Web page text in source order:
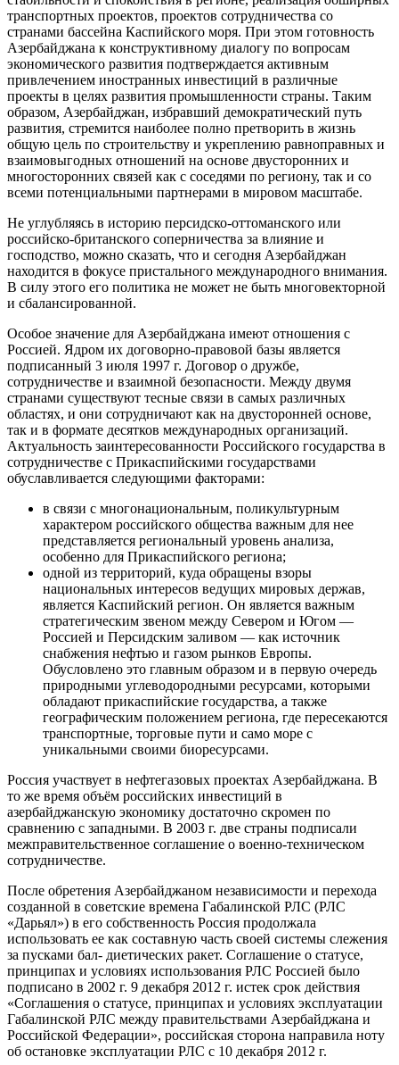
транспортных проектов, проектов сотрудничества со
странами бассейна Каспийского моря. При этом готовность
Азербайджана к конструктивному диалогу по вопросам
экономического развития подтверждается активным
привлечением иностранных инвестиций в различные
проекты в целях развития промышленности страны. Таким
образом, Азербайджан, избравший демократический путь
развития, стремится наиболее полно претворить в жизнь
общую цель по строительству и укреплению равноправных и
взаимовыгодных отношений на основе двусторонних и
многосторонних связей как с соседями по региону, так и со
всеми потенциальными партнерами в мировом масштабе.
Не углубляясь в историю персидско-оттоманского или
российско-британского соперничества за влияние и
господство, можно сказать, что и сегодня Азербайджан
находится в фокусе пристального международного внимания.
В силу этого его политика не может не быть многовекторной
и сбалансированной.
Особое значение для Азербайджана имеют отношения с
Россией. Ядром их договорно-правовой базы является
подписанный 3 июля 1997 г. Договор о дружбе,
сотрудничестве и взаимной безопасности. Между двумя
странами существуют тесные связи в самых различных
областях, и они сотрудничают как на двусторонней основе,
так и в формате десятков международных организаций.
Актуальность заинтересованности Российского государства в
сотрудничестве с Прикаспийскими государствами
обуславливается следующими факторами:
в связи с многонациональным, поликультурным
характером российского общества важным для нее
представляется региональный уровень анализа,
особенно для Прикаспийского региона;
одной из территорий, куда обращены взоры
национальных интересов ведущих мировых держав,
является Каспийский регион. Он является важным
стратегическим звеном между Севером и Югом —
Россией и Персидским заливом — как источник
снабжения нефтью и газом рынков Европы.
Обусловлено это главным образом и в первую очередь
природными углеводородными ресурсами, которыми
обладают прикаспийские государства, а также
географическим положением региона, где пересекаются
транспортные, торговые пути и само море с
уникальными своими биоресурсами.
Россия участвует в нефтегазовых проектах Азербайджана. В
то же время объём российских инвестиций в
азербайджанскую экономику достаточно скромен по
сравнению с западными. В 2003 г. две страны подписали
межправительственное соглашение о военно-техническом
сотрудничестве.
После обретения Азербайджаном независимости и перехода
созданной в советские времена Габалинской РЛС (РЛС
«Дарьял») в его собственность Россия продолжала
использовать ее как составную часть своей системы слежения
за пусками бал- диетических ракет. Соглашение о статусе,
принципах и условиях использования РЛС Россией было
подписано в 2002 г. 9 декабря 2012 г. истек срок действия
«Соглашения о статусе, принципах и условиях эксплуатации
Габалинской РЛС между правительствами Азербайджана и
Российской Федерации», российская сторона направила ноту
об остановке эксплуатации РЛС с 10 декабря 2012 г.